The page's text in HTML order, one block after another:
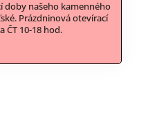
doby našeho kamenného
Prázdninová otevírací
ČT 10-18 hod.